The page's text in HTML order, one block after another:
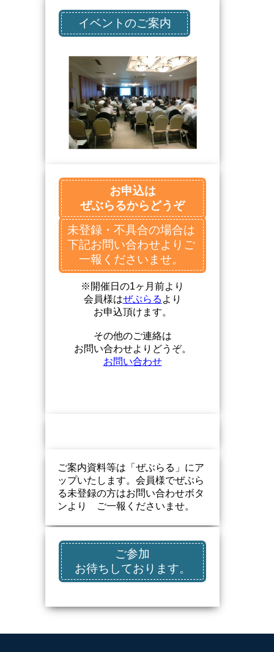
イベントのご案内
お申込は
ぜぶらるからどうぞ
未登録・不具合の場合は
下記お問い合わせよりご
一報くださいませ。
※開催日の1ヶ月前より
会員様はぜぶらる より
お申込頂けます。
その他のご連絡は
お問い合わせよりどうぞ。
お問い合わせ
ご案内資料等は「ぜぶらる」にア
ップいたします。会員様でぜぶら
る未登録の方はお問い合わせボタ
ンより ご一報くださいませ。
ご参加
お待ちしております。